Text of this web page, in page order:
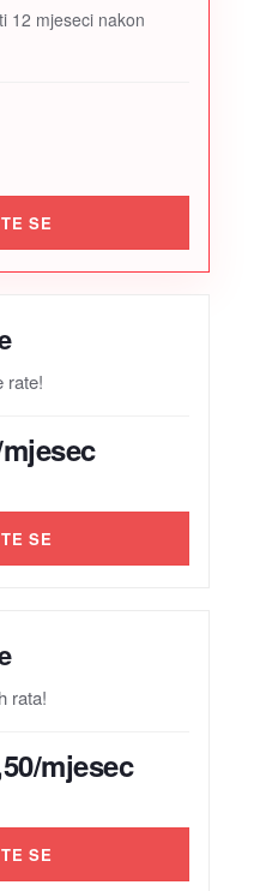
12 mjeseci nakon
SE
rate!
SE
rata!
mjesec
SE